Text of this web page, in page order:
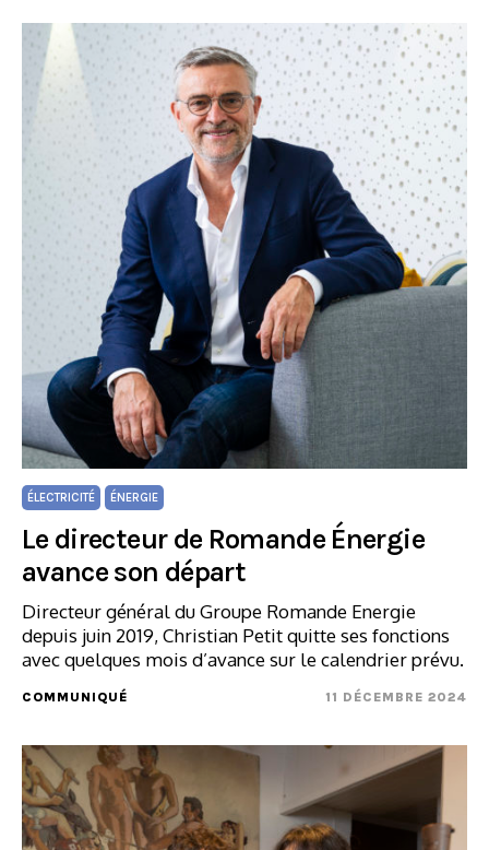
ÉLECTRICITÉ ÉNERGIE
Le directeur de Romande Énergie
avance son départ
Directeur général du Groupe Romande Energie
depuis juin 2019, Christian Petit quitte ses fonctions
avec quelques mois d’avance sur le calendrier prévu.
COMMUNIQUÉ 11 DÉCEMBRE 2024